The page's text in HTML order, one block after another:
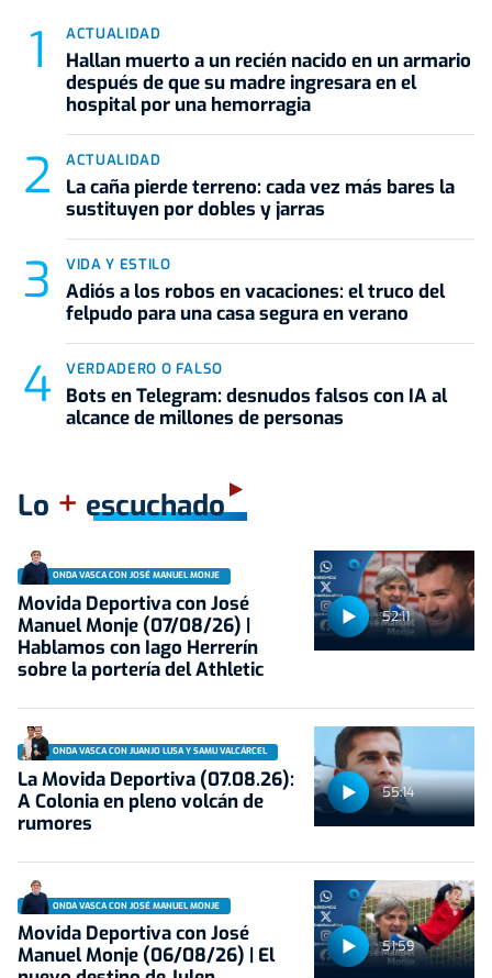
ACTUALIDAD
Hallan muerto a un recién nacido en un armario
después de que su madre ingresara en el
hospital por una hemorragia
ACTUALIDAD
La caña pierde terreno: cada vez más bares la
sustituyen por dobles y jarras
VIDA Y ESTILO
Adiós a los robos en vacaciones: el truco del
felpudo para una casa segura en verano
VERDADERO O FALSO
Bots en Telegram: desnudos falsos con IA al
alcance de millones de personas
Lo + escuchado
52:11
ONDA VASCA CON JOSÉ MANUEL MONJE
Movida Deportiva con José
Manuel Monje (07/08/26) |
Hablamos con Iago Herrerín
sobre la portería del Athletic
55:14
ONDA VASCA CON JUANJO LUSA Y SAMU VALCÁRCEL
La Movida Deportiva (07.08.26):
A Colonia en pleno volcán de
rumores
51:59
ONDA VASCA CON JOSÉ MANUEL MONJE
Movida Deportiva con José
Manuel Monje (06/08/26) | El